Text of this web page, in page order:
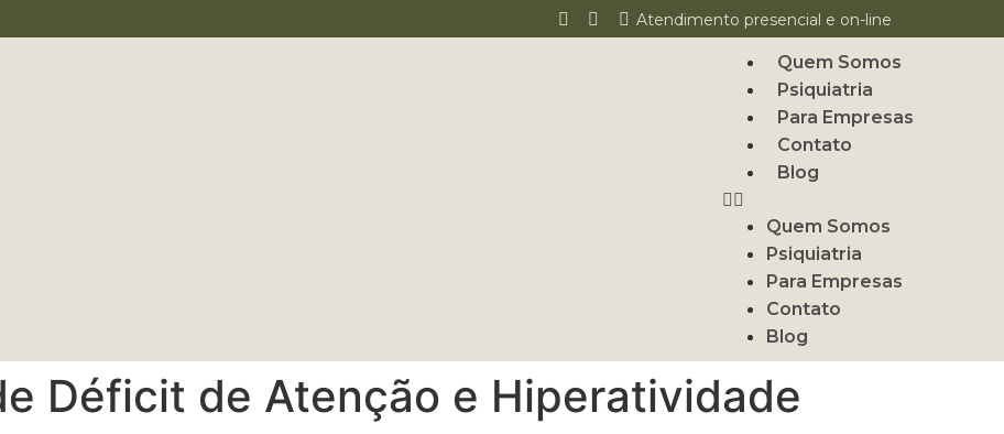
Atendimento presencial e on-line
Quem Somos
Psiquiatria
Para Empresas
Contato
Blog
Quem Somos
Psiquiatria
Para Empresas
Contato
Blog
Déficit de Atenção e Hiperatividade